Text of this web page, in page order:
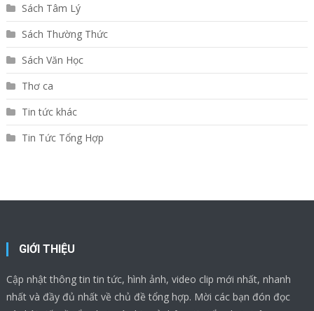
Sách Tâm Lý
Sách Thường Thức
Sách Văn Học
Thơ ca
Tin tức khác
Tin Tức Tổng Hợp
GIỚI THIỆU
Cập nhật thông tin tin tức, hình ảnh, video clip mới nhất, nhanh
nhất và đầy đủ nhất về chủ đề tổng hợp. Mời các bạn đón đọc